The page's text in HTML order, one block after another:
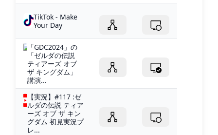
TikTok - Make
Your Day
「GDC2024」の
「ゼルダの伝説
ティアーズ オブ
ザ キングダム」
講演...
【実況】#117 :ゼ
ルダの伝説 ティア
ーズ オブ ザ キン
グダム 初見実況プ
レ...